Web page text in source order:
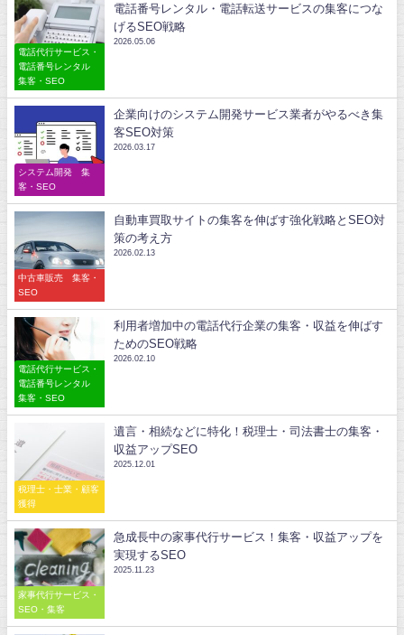
電話代行サービス・
電話番号レンタル
集客・SEO
電話番号レンタル・電話転送サービスの集客につな
げるSEO戦略
2026.05.06
システム開発 集
客・SEO
企業向けのシステム開発サービス業者がやるべき集
客SEO対策
2026.03.17
中古車販売 集客・
SEO
自動車買取サイトの集客を伸ばす強化戦略とSEO対
策の考え方
2026.02.13
電話代行サービス・
電話番号レンタル
集客・SEO
利用者増加中の電話代行企業の集客・収益を伸ばす
ためのSEO戦略
2026.02.10
税理士・士業・顧客
獲得
遺言・相続などに特化！税理士・司法書士の集客・
収益アップSEO
2025.12.01
家事代行サービス・
SEO・集客
急成長中の家事代行サービス！集客・収益アップを
実現するSEO
2025.11.23